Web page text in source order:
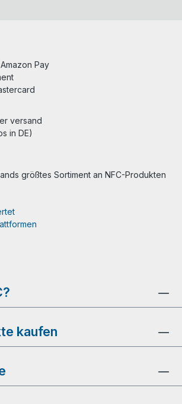
Pay
versand
in DE)
größtes Sortiment an NFC-Produkten
kaufen